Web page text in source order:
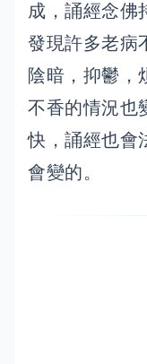
成，誦經念佛
發現許多老病
陰暗，抑鬱，
不香的情況也
快，誦經也會
會變的。